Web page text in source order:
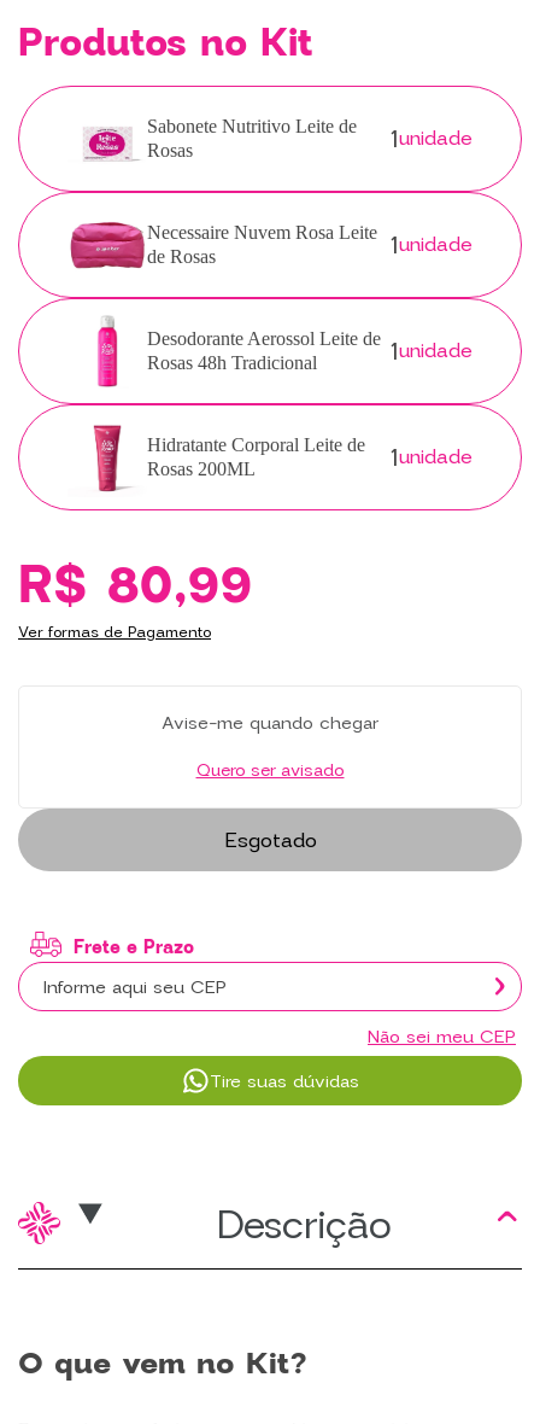
Produtos no Kit
Sabonete Nutritivo Leite de
Rosas
1unidade
Necessaire Nuvem Rosa Leite
de Rosas
1unidade
Desodorante Aerossol Leite de
Rosas 48h Tradicional
1unidade
Hidratante Corporal Leite de
Rosas 200ML
1unidade
R$ 80,99
Ver formas de Pagamento
Esgotado
Avise-me quando chegar
Quero ser avisado
Não sei meu CEP
Tire suas dúvidas
Descrição
O que vem no Kit?